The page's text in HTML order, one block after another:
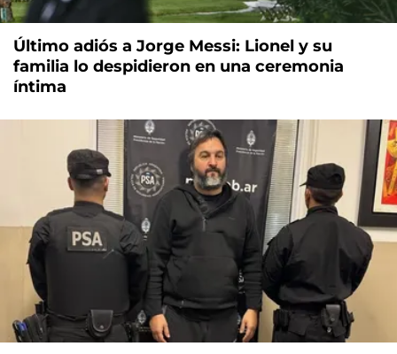
Último adiós a Jorge Messi: Lionel y su
familia lo despidieron en una ceremonia
íntima